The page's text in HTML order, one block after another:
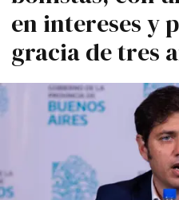
en intereses y
gracia de tres